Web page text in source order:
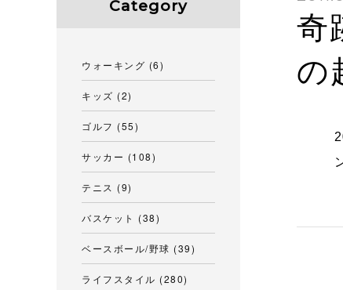
奇
の
Category
ウォーキング (6)
キッズ (2)
ゴルフ (55)
サッカー (108)
テニス (9)
バスケット (38)
ベースボール/野球 (39)
ライフスタイル (280)